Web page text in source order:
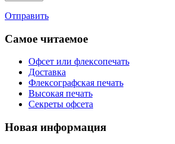
Отправить
Самое читаемое
Офсет или флексопечать
Доставка
Флексографская печать
Высокая печать
Секреты офсета
Новая информация